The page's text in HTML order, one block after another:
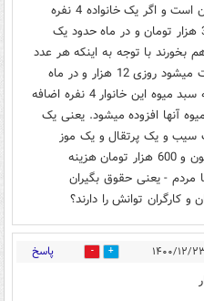
یک عدد موز الان حداقل 8 هزار تومان است و اگر یک خانواده 4 نفره
روزی یک موز بخورند میشود روزی 32 هزار تومان و در ماه حدود یک
بخورند با توجه به اینکه هر عدد
پرتقال الان حداقل 3 هزار تومان است میشود روزی 12 هزار و در ماه
360 هزار تومان! اگر یک سیب هم به سبد میوه این خانوار 4 نفره اضافه
آنها افزوده میشود. یعنی یک
یک سیب و یک پرتقال و یک موز
مصرف کنند باید در ماه حدود 1 میلیون و 600 هزار تومان هزینه
مردم - یعنی حقوق بگیران
کارگران توانش را دارند؟
0 پاسخ